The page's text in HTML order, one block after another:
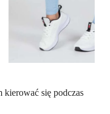
się podczas